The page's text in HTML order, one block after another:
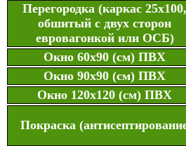
Перегородка (каркас 25х100,
обшитый с двух сторон
евровагонкой или ОСБ)
Окно 60х90 (см) ПВХ
Окно 90х90 (см) ПВХ
Окно 120х120 (см) ПВХ
Покраска